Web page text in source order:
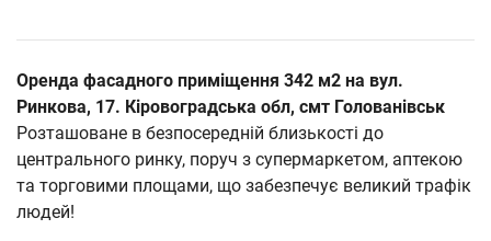
Оренда фасадного приміщення 342 м2 на вул.
Ринкова, 17. Кіровоградська обл, смт Голованівськ
Розташоване в безпосередній близькості до
центрального ринку, поруч з супермаркетом, аптекою
та торговими площами, що забезпечує великий трафік
людей!